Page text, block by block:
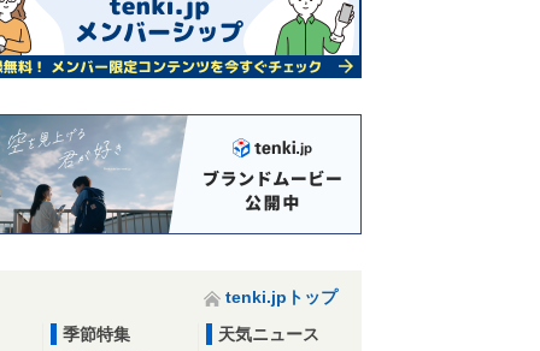
tenki.jpトップ
季節特集
天気ニュース